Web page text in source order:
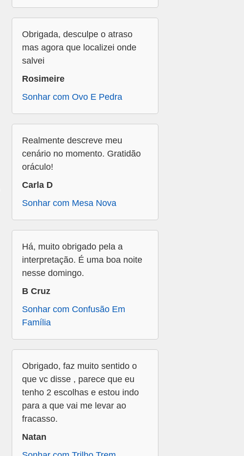
Obrigada, desculpe o atraso
mas agora que localizei onde
salvei
Rosimeire
Sonhar com Ovo E Pedra
Realmente descreve meu
cenário no momento. Gratidão
oráculo!
Carla D
Sonhar com Mesa Nova
Há, muito obrigado pela a
interpretação. É uma boa noite
nesse domingo.
B Cruz
Sonhar com Confusão Em
Família
Obrigado, faz muito sentido o
que vc disse , parece que eu
tenho 2 escolhas e estou indo
para a que vai me levar ao
fracasso.
Natan